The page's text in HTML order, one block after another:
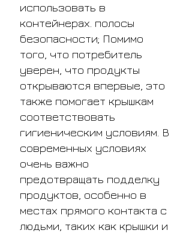
использовать в
контейнерах. полосы
безопасности; Помимо
того, что потребитель
уверен, что продукты
открываются впервые, это
также помогает крышкам
соответствовать
гигиеническим условиям. В
современных условиях
очень важно
предотвращать подделку
продуктов, особенно в
местах прямого контакта с
людьми, таких как крышки и